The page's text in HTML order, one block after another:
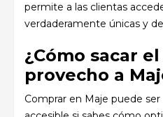
permite a las clientas
verdaderamente únicas y
¿Cómo sacar
provecho a
Comprar en Maje puede